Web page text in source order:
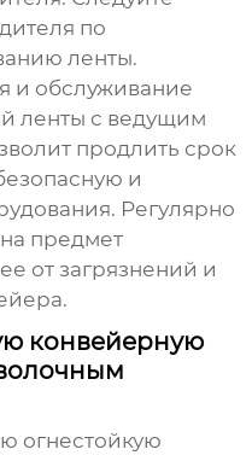
по
ленты.
и обслуживание
ленты с ведущим
продлить срок
и
Регулярно
предмет
от загрязнений и
конвейерную
огнестойкую